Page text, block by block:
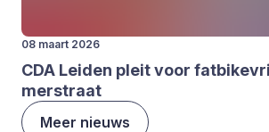
08 maart 2026
CDA Lei­den pleit voor
mer­straat
Meer nieuws